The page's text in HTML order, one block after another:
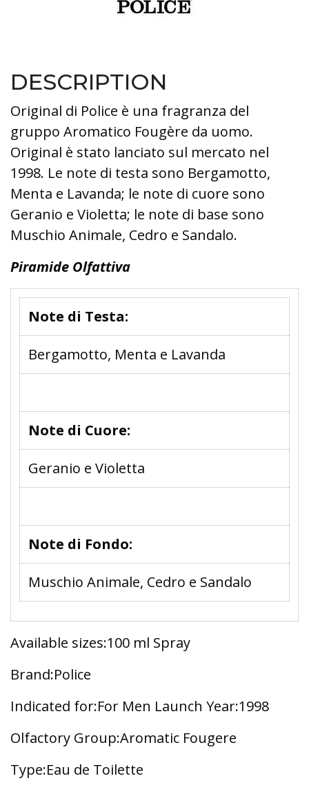
DESCRIPTION
Original di Police è una fragranza del
gruppo Aromatico Fougère da uomo.
Original è stato lanciato sul mercato nel
1998. Le note di testa sono Bergamotto,
Menta e Lavanda; le note di cuore sono
Geranio e Violetta; le note di base sono
Muschio Animale, Cedro e Sandalo.
Piramide Olfattiva
Note di Testa:
Bergamotto, Menta e Lavanda
Note di Cuore:
Geranio e Violetta
Note di Fondo:
Muschio Animale, Cedro e Sandalo
Available sizes:100 ml Spray
Brand:Police
Indicated for:For Men Launch Year:1998
Olfactory Group:Aromatic Fougere
Type:Eau de Toilette